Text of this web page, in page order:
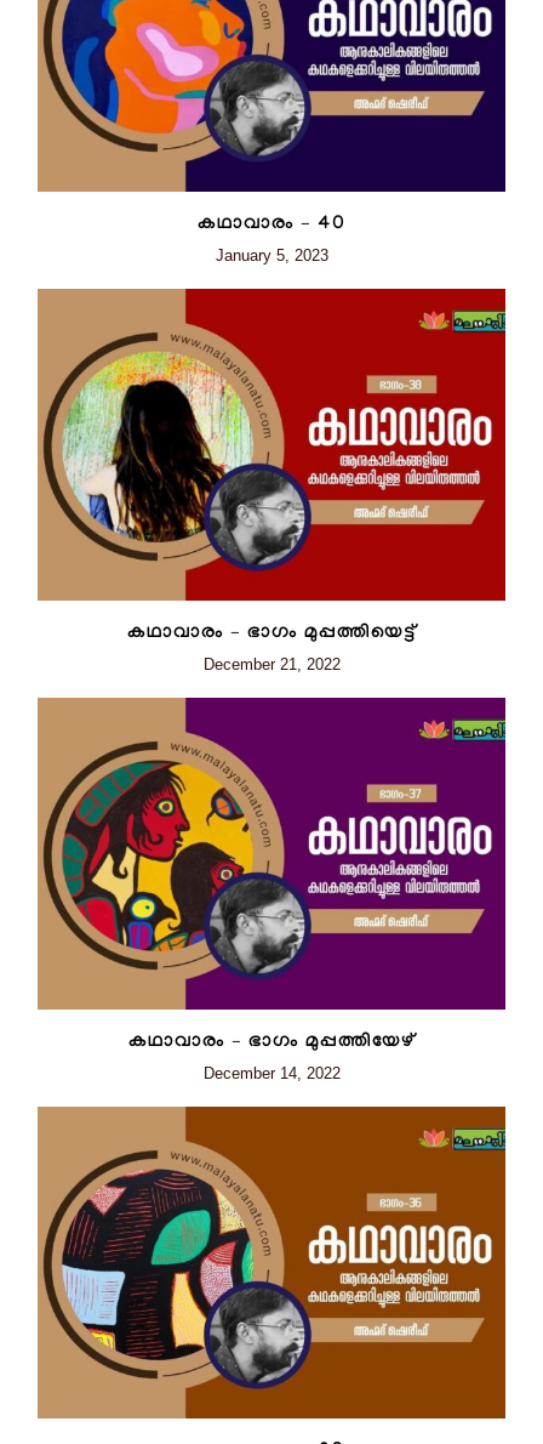
കഥാവാരം – 40
January 5, 2023
കഥാവാരം – ഭാഗം മുപ്പത്തിയെട്ട്
December 21, 2022
കഥാവാരം – ഭാഗം മുപ്പത്തിയേഴ്‌
December 14, 2022